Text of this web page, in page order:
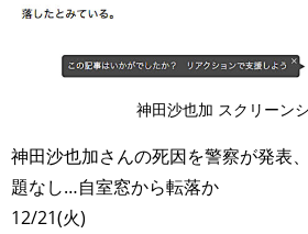
神田沙也加 スクリーン
神田沙也加さんの死因を警察が発表
題なし…自室窓から転落か
12/21(火)